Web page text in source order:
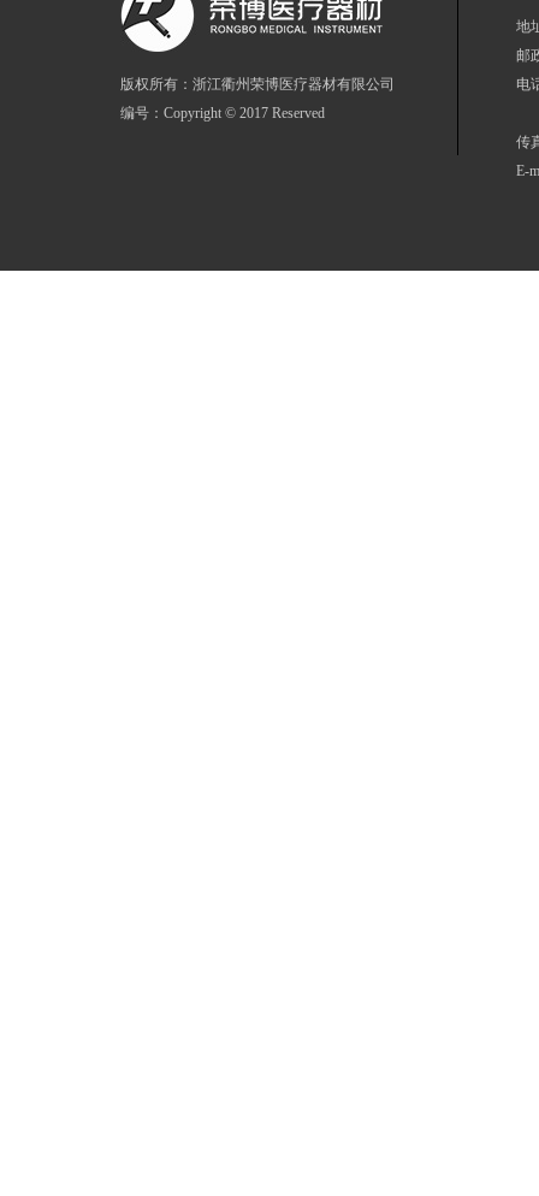
版权所有：浙江衢州荣博医疗器材有限公司
编号：Copyright © 2017 Reserved
地
邮
电
传
E-